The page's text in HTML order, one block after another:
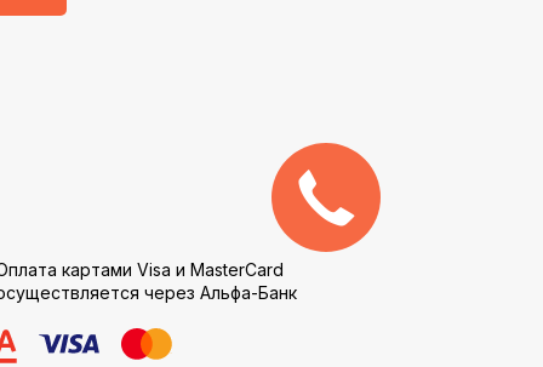
картами Visa и MasterCard
через Альфа-Банк
Обратный
звонок